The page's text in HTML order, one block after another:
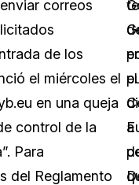
correos
de los
el miércoles el
en una queja
control de la
Para
del Reglamento
el
a